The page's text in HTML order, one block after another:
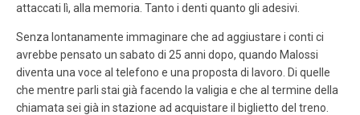
attaccati lì, alla memoria. Tanto i denti quanto gli adesivi.
Senza lontanamente immaginare che ad aggiustare i conti ci
avrebbe pensato un sabato di 25 anni dopo, quando Malossi
diventa una voce al telefono e una proposta di lavoro. Di quelle
che mentre parli stai già facendo la valigia e che al termine della
chiamata sei già in stazione ad acquistare il biglietto del treno.